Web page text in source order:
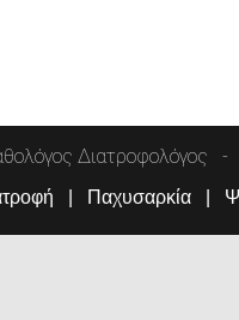
Διατροφολόγος
Παχυσαρκία